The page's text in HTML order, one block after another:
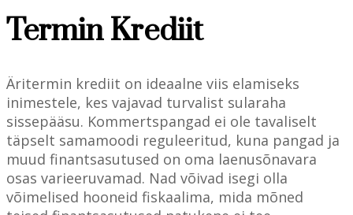
Termin Krediit
Äritermin krediit on ideaalne viis elamiseks
inimestele, kes vajavad turvalist sularaha
sissepääsu. Kommertspangad ei ole tavaliselt
täpselt samamoodi reguleeritud, kuna pangad ja
muud finantsasutused on oma laenusõnavara
osas varieeruvamad. Nad võivad isegi olla
võimelised hooneid fiskaalima, mida mõned